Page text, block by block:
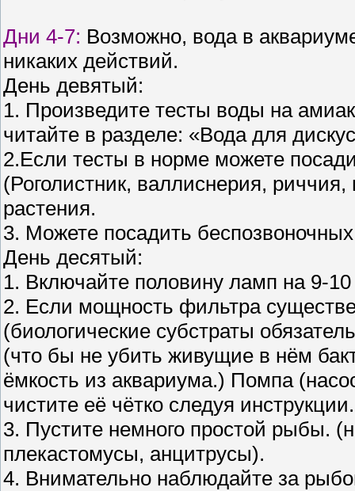
Дни 4-7: Возможно, вода в
никаких действий.
День девятый:
1. Произведите тесты воды на
читайте в разделе: «Вода для
2.Если тесты в норме можете
(Роголистник, валлиснерия,
растения.
3. Можете посадить
День десятый:
1. Включайте половину ламп на 9-
2. Если мощность фильтра
(биологические субстраты
(что бы не убить живущие в нём
ёмкость из аквариума.) Помпа
чистите её чётко следуя инструкции.
3. Пустите немного простой рыбы.
плекастомусы, анцитрусы).
4. Внимательно наблюдайте за